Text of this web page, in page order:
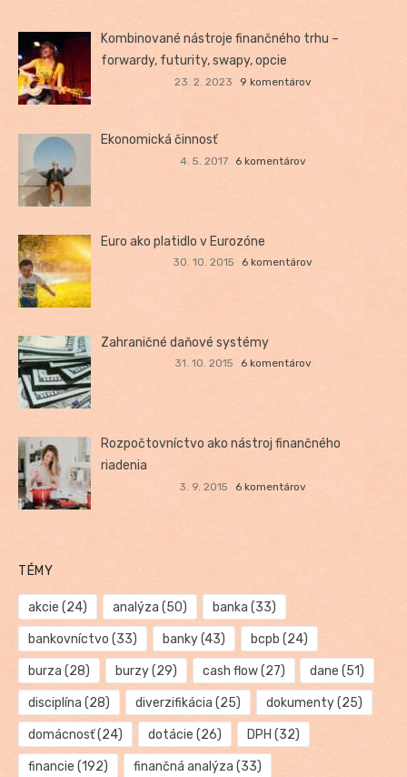
Kombinované nástroje finančného trhu –
forwardy, futurity, swapy, opcie
23. 2. 2023 9 komentárov
Ekonomická činnosť
4. 5. 2017 6 komentárov
Euro ako platidlo v Eurozóne
30. 10. 2015 6 komentárov
Zahraničné daňové systémy
31. 10. 2015 6 komentárov
Rozpočtovníctvo ako nástroj finančného
riadenia
3. 9. 2015 6 komentárov
TÉMY
akcie (24) analýza (50) banka (33)
bankovníctvo (33) banky(43) bcpb (24)
burza (28) burzy(29) cash flow(27) dane (51)
disciplína (28) diverzifikácia (25) dokumenty(25)
domácnosť(24) dotácie (26) DPH (32)
financie (192) finančná analýza (33)